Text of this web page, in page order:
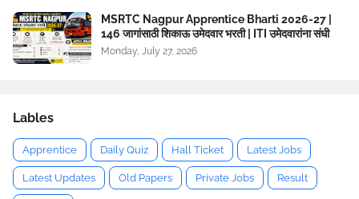
MSRTC Nagpur Apprentice Bharti 2026-27 |
146 जागांसाठी शिकाऊ उमेदवार भरती | ITI उमेदवारांना संधी
Monday, July 27, 2026
Lables
Apprentice Daily Quiz Hall Ticket Latest Jobs
Latest Updates Old Papers Private Jobs Result